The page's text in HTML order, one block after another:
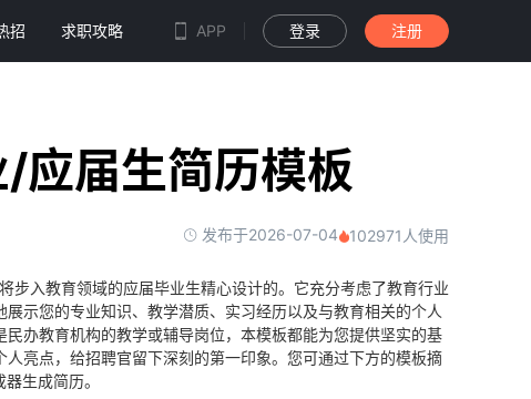
招 求职攻略 APP 登录 注册
应届生简历模板
发布于2026-07-04 102971人使用
步入教育领域的应届毕业生精心设计的。它充分考虑了教育行业
示您的专业知识、教学潜质、实习经历以及与教育相关的个人
办教育机构的教学或辅导岗位，本模板都能为您提供坚实的基
亮点，给招聘官留下深刻的第一印象。您可通过下方的模板摘
生成简历。